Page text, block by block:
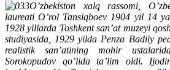
O’zbekiston xalq rassomi,
laureati O’rol Tansiqboev 1904 yil 14
1928 yillarda Toshkent san’at muzeyi
studiyasida, 1929 yilda Penza Badiiy
realistik san’atining mohir
Sorokopudov qo’lida ta’lim oldi.